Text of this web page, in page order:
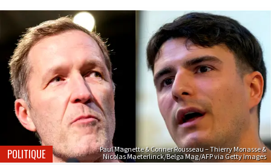
Paul Magnette & Conner Rousseau – Thierry Monasse &
Nicolas Maeterlinck/Belga Mag/AFP via Getty Images
POLITIQUE